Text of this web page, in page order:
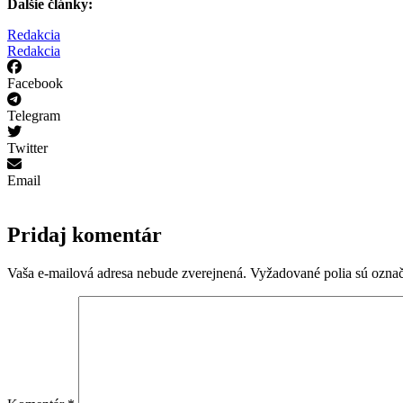
Ďalšie články:
Redakcia
Redakcia
Facebook
Telegram
Twitter
Email
Pridaj komentár
Vaša e-mailová adresa nebude zverejnená. Vyžadované polia sú